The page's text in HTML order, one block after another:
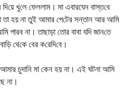
খু‌লে ফেললাম। মা এবারযেন বাস্ত‌বে
তা হয় না তুই আমার পে‌টের সন্তান আর আ‌মি
পারব না। তাছাড়া তোর বাবা য‌দি জান‌তে
থে‌কে বের ক‌রে‌দি‌বে।
চুদা‌নি মা কেন হয় না। এই ঘটনা আ‌মি
না।